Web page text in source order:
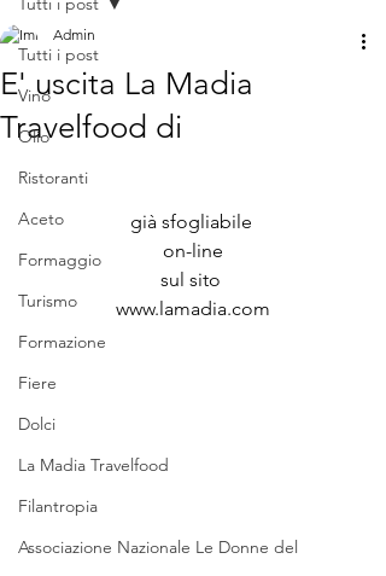
Tutti i post
Vino
Olio
Ristoranti
Aceto
Formaggio
Turismo
Formazione
Fiere
Dolci
La Madia Travelfood
Filantropia
Associazione Nazionale Le Donne del
E' uscita La Madia
Travelfood di
Admin
già sfogliabile
on-line
sul sito
www.lamadia.com